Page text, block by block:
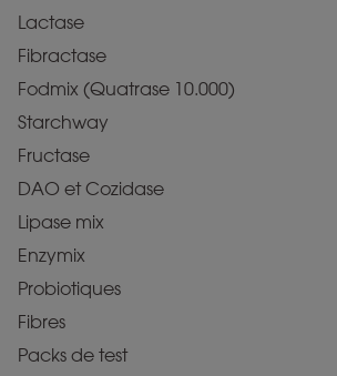
Lactase
Fibractase
Fodmix (Quatrase 10.000)
Starchway
Fructase
DAO et Cozidase
Lipase mix
Enzymix
Probiotiques
Fibres
Packs de test